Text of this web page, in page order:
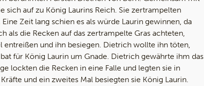
auf zu König Laurins Reich. Sie zertrampelten
Zeit lang schien es als würde Laurin gewinnen, da
als die Recken auf das zertrampelte Gras achteten,
entreißen und ihn besiegen. Dietrich wollte ihn töten,
für König Laurin um Gnade. Dietrich gewährte ihm das
lockten die Recken in eine Falle und legten sie in
und ein zweites Mal besiegten sie König Laurin.